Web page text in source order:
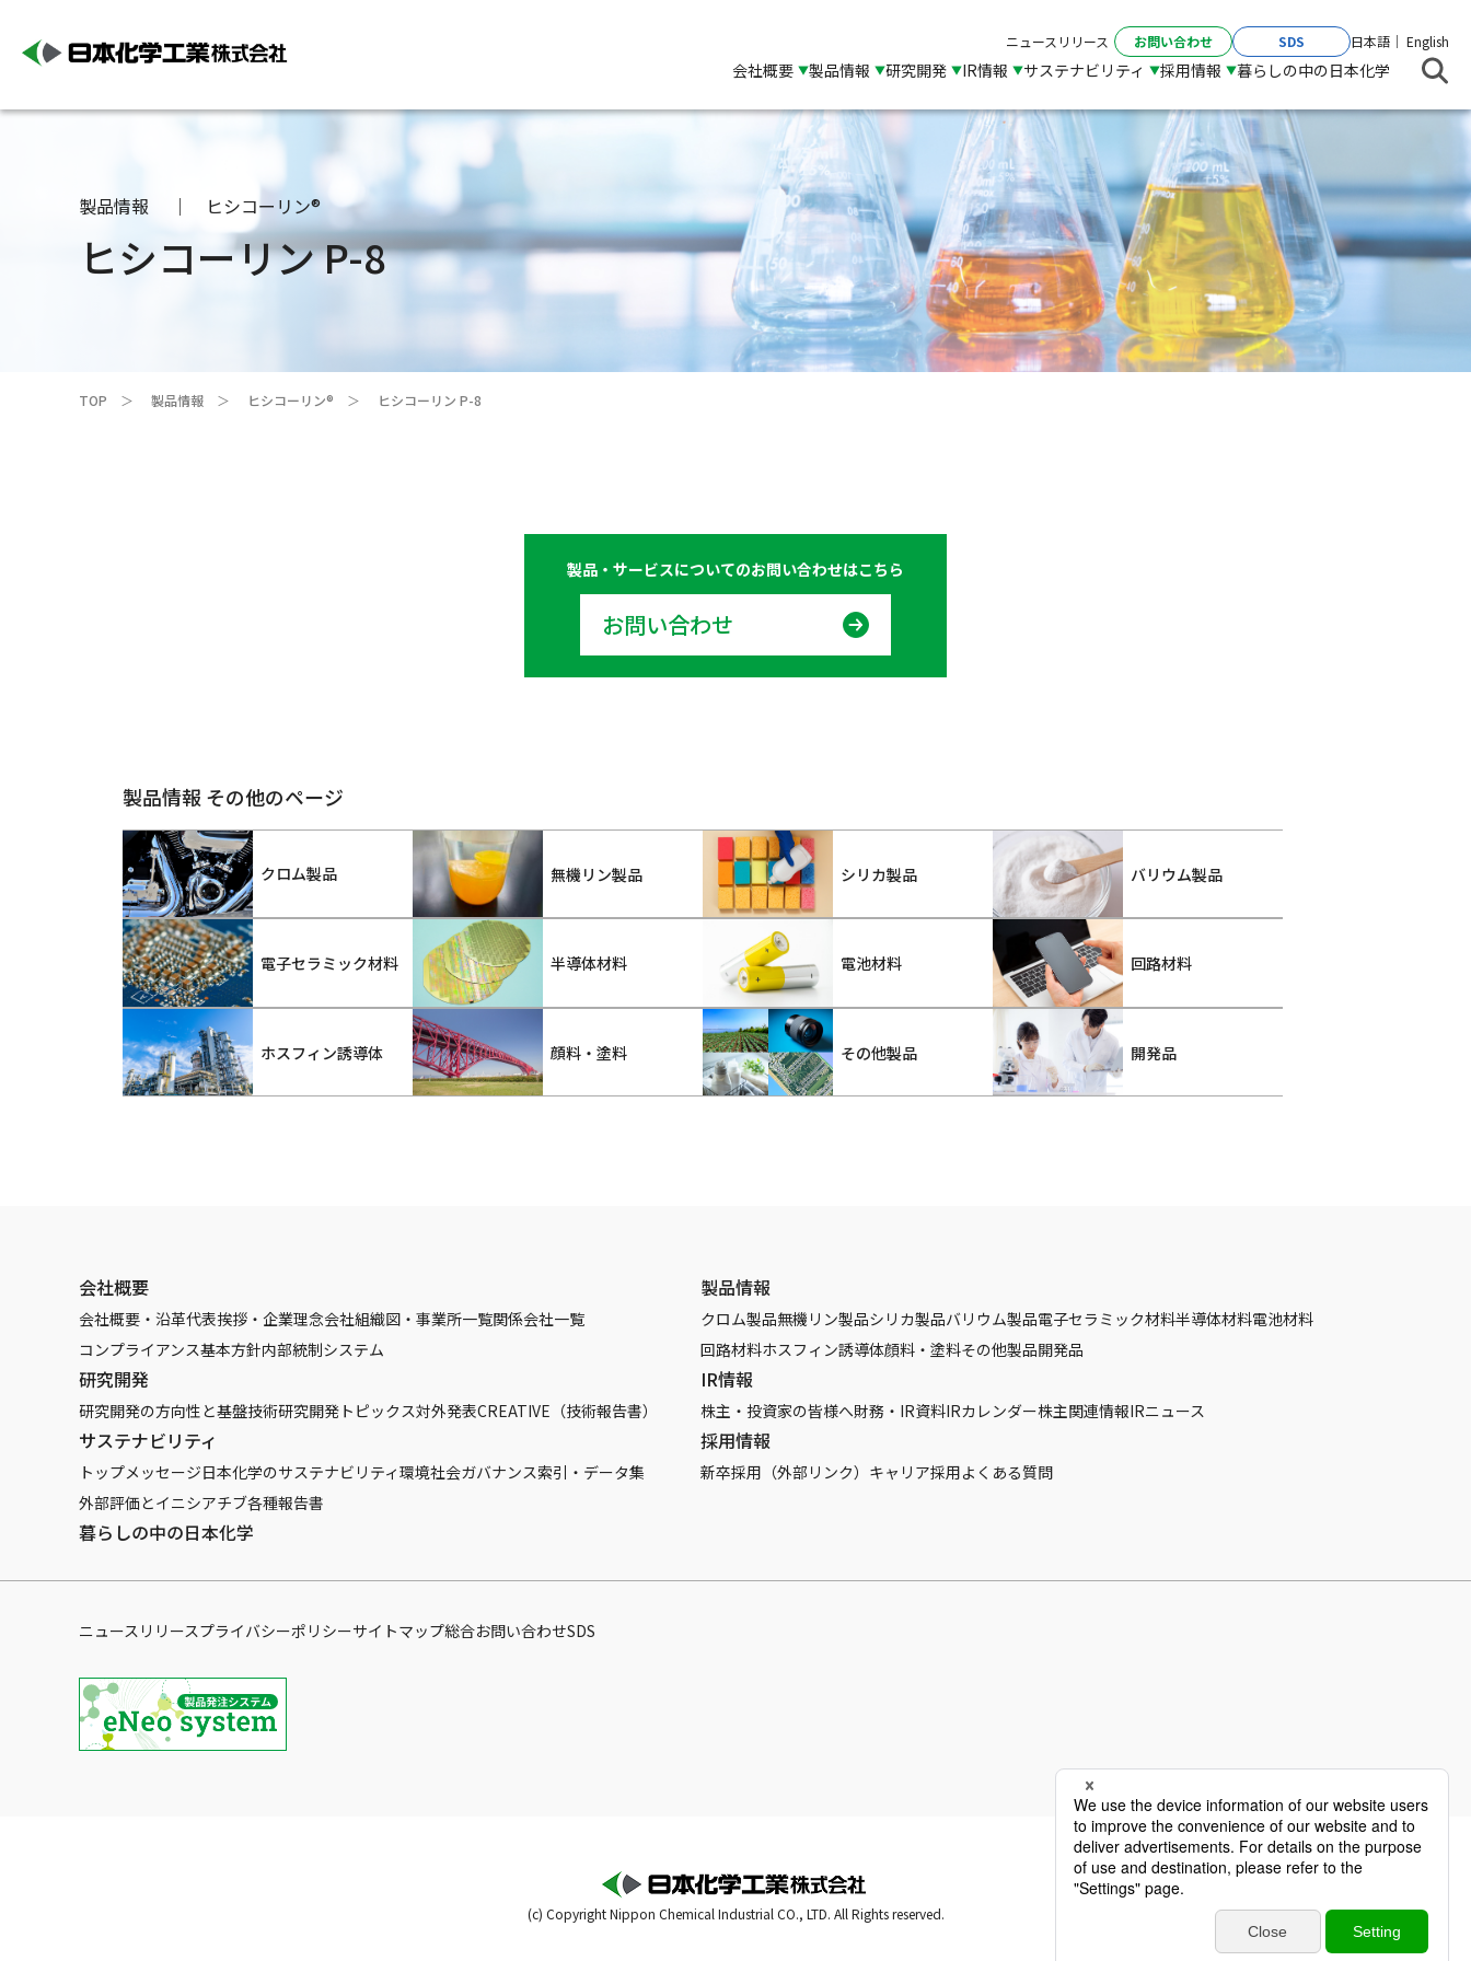
ニュースリリース お問い合わせ SDS English
日本語
会社概要 製品情報 研究開発 IR情報 サステナビリティ 採用情報 暮らしの中の日本化学
製品情報 ヒシコーリン®
ヒシコーリン P-8
TOP 製品情報 ヒシコーリン® ヒシコーリン P-8
製品・サービスについてのお問い合わせはこちら
お問い合わせ
製品情報 その他のページ
クロム製品 無機リン製品 シリカ製品 バリウム製品
電子セラミック材料 半導体材料 電池材料 回路材料
ホスフィン誘導体 顔料・塗料 その他製品 開発品
会社概要
会社概要・沿革代表挨拶・企業理念会社組織図・事業所一覧関係会社一覧
コンプライアンス基本方針内部統制システム
製品情報
クロム製品無機リン製品シリカ製品バリウム製品電子セラミック材料半導体材料電池材料
回路材料ホスフィン誘導体顔料・塗料その他製品開発品
研究開発
研究開発の方向性と基盤技術研究開発トピックス対外発表CREATIVE（技術報告書）
IR情報
株主・投資家の皆様へ財務・IR資料IRカレンダー株主関連情報IRニュース
サステナビリティ
トップメッセージ日本化学のサステナビリティ環境社会ガバナンス索引・データ集
外部評価とイニシアチブ各種報告書
採用情報
新卒採用（外部リンク） キャリア採用よくある質問
暮らしの中の日本化学
ニュースリリースプライバシーポリシーサイトマップ総合お問い合わせSDS
(c) Copyright Nippon Chemical Industrial CO., LTD. All Rights reserved.